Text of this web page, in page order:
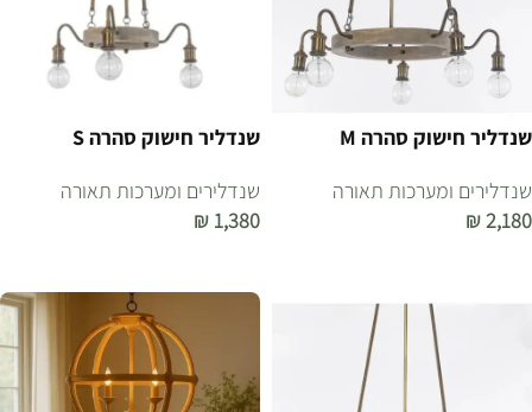
שנדליר חישוק סהרה M
שנדלירים ומערכות תאורה
₪2,180
שנדליר חישוק סהרה S
שנדלירים ומערכות תאורה
₪ 1,380